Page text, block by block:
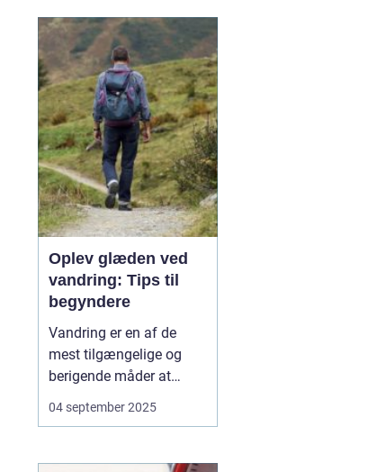
oplevelse. Når du selv
laver dem, får du ikke
kun et unikt produkt,
men også en kreativ
proces, der ...
Oplev glæden ved
vandring: Tips til
begyndere
Vandring er en af de
mest tilgængelige og
berigende måder at
komme tættere på
naturen. Du behøver ikke
færdigheder for at
04 september 2025